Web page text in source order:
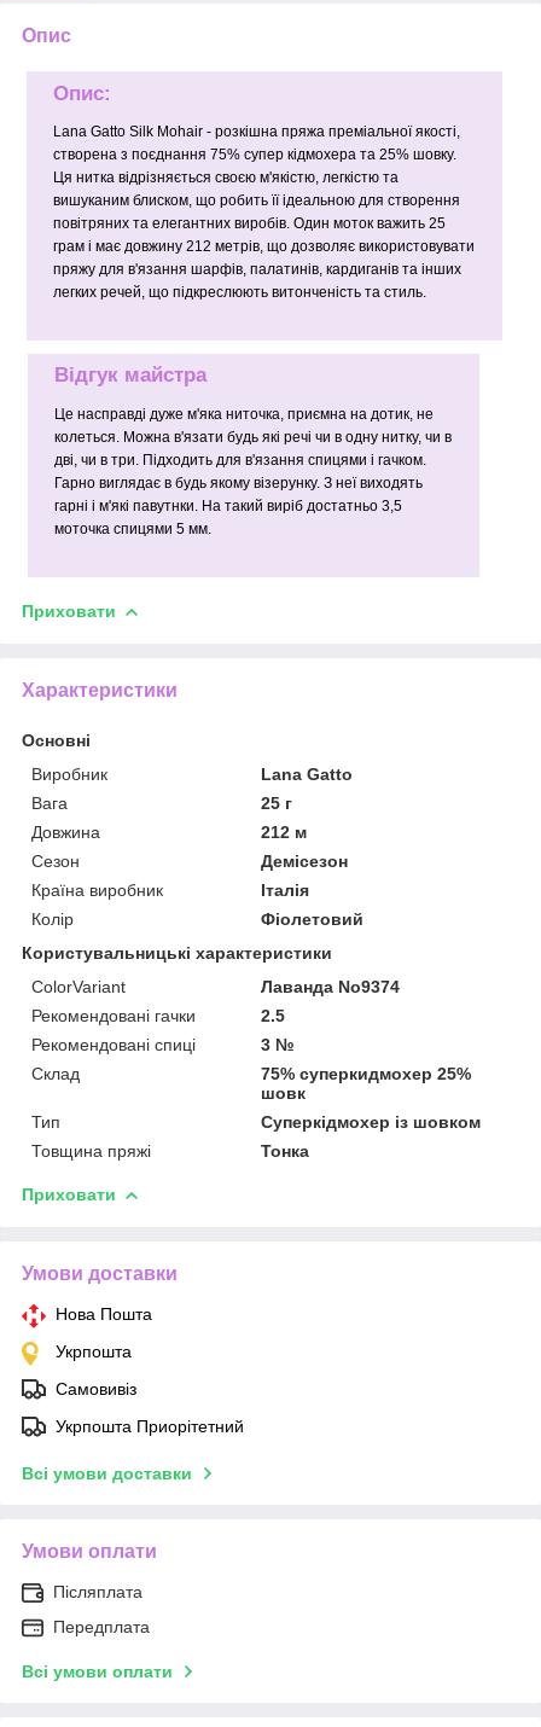
Опис
Опис:
Lana Gatto Silk Mohair - розкішна пряжа преміальної якості,
створена з поєднання 75% супер кідмохера та 25% шовку.
Ця нитка відрізняється своєю м'якістю, легкістю та
вишуканим блиском, що робить її ідеальною для створення
повітряних та елегантних виробів. Один моток важить 25
грам і має довжину 212 метрів, що дозволяє використовувати
пряжу для в'язання шарфів, палатинів, кардиганів та інших
легких речей, що підкреслюють витонченість та стиль.
Відгук майстра
Це насправді дуже м'яка ниточка, приємна на дотик, не
колеться. Можна в'язати будь які речі чи в одну нитку, чи в
дві, чи в три. Підходить для в'язання спицями і гачком.
Гарно виглядає в будь якому візерунку. З неї виходять
гарні і м'які павутнки. На такий виріб достатньо 3,5
моточка спицями 5 мм.
Приховати
Характеристики
Основні
Виробник
Lana Gatto
Вага
25 г
Довжина
212 м
Сезон
Демісезон
Країна виробник
Італія
Колір
Фіолетовий
Користувальницькі характеристики
ColorVariant
Лаванда No9374
Рекомендовані гачки
2.5
Рекомендовані спиці
3 №
Склад
75% суперкидмохер 25%
шовк
Тип
Суперкідмохер із шовком
Товщина пряжі
Тонка
Приховати
Умови доставки
Нова Пошта
Укрпошта
Самовивіз
Укрпошта Приорітетний
Всі умови доставки
Умови оплати
Післяплата
Передплата
Всі умови оплати